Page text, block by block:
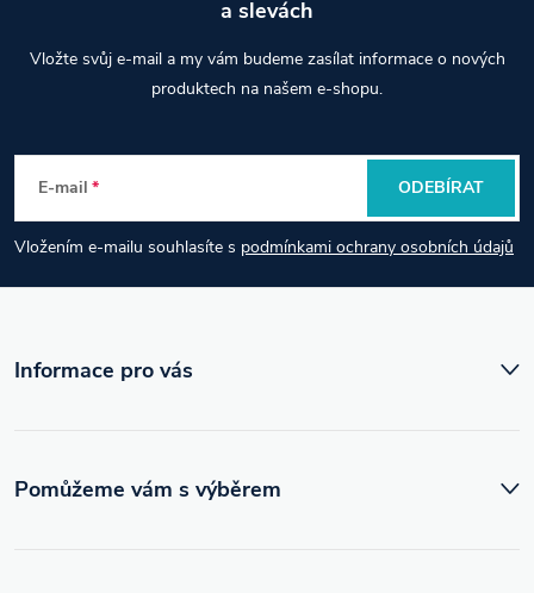
p
a
t
a slevách
Vložte svůj e-mail a my vám budeme zasílat informace o nových
produktech na našem e-shopu.
E-mail
Vložením e-mailu souhlasíte s podmínkami ochrany osobních údajů
ODEBÍRAT
Informace pro vás
Pomůžeme vám s výběrem